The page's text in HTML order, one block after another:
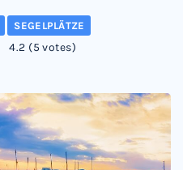
SEGELPLÄTZE
4.2 (5 votes)